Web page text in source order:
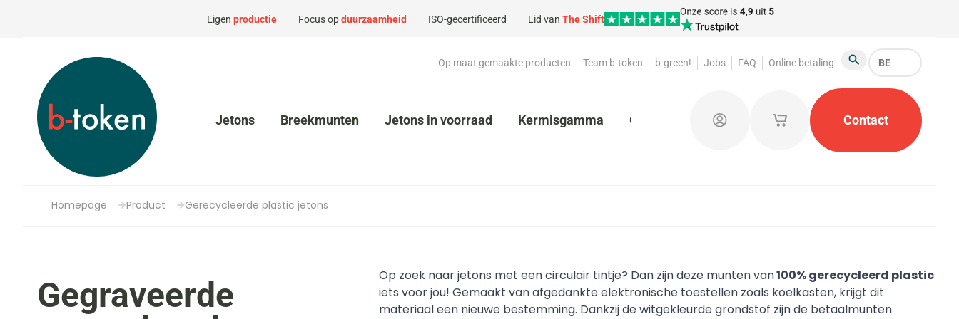
Eigen productie Focus opduurzaamheid ISO-gecertificeerd Lid van The Shift
Op maat gemaakte producten Team b-token b-green! Jobs FAQ Online betaling
Zoeken
BE
Jetons Breekmunten Jetons in voorraad Kermisgamma Garderobemunten Promotiemateriaal Kleine
Aanmelden Mijn opgeslagen winkelmandjes
Contact
Homepage Product Gerecycleerde plastic jetons
Gegraveerde
Op zoek naar jetons met een circulair tintje? Dan zijn deze munten van100% gerecycleerd plastic
iets voor jou! Gemaakt van afgedankte elektronische toestellen zoals koelkasten, krijgt dit
materiaal een nieuwe bestemming. Dankzij de witgekleurde grondstof zijn de betaalmunten